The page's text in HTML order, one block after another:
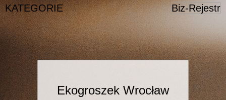
KATEGORIE Biz-Rejestr
Ekogroszek Wrocław